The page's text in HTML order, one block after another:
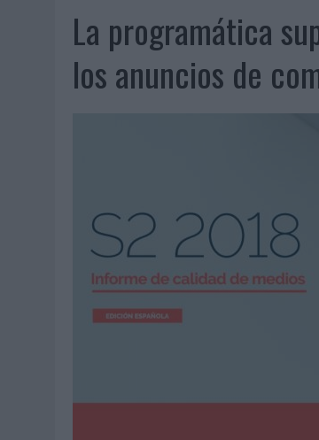
PATRÓN CONVIERTE EL NUEVO
07/08/2026 | EL VERANO PONE A PRUEBA LA
07/08/2026
VUELING CONVIERTE LOS
06/08/2026
|
EL USO DE LA IA GENERATIVA
06/08/2026 |
SYSTEM1 NOMBRA A KIMBERLY
06/08/2026 | FRIGO Y UNIQLO LANZAN UNA
06/08/2026 | LA IA ESTÁ SUBIENDO EL LISTÓN DE
05/08/2026 | LOPESAN HOTELS & RESORTS
La programática
los anuncios de